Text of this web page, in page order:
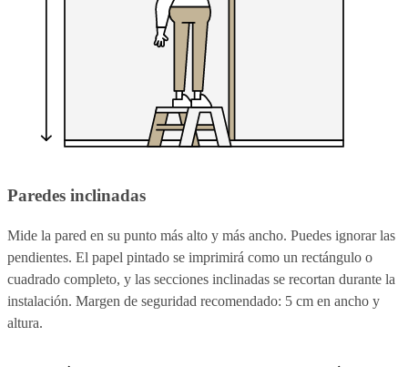
Paredes inclinadas
Mide la pared en su punto más alto y más ancho. Puedes ignorar las
pendientes. El papel pintado se imprimirá como un rectángulo o
cuadrado completo, y las secciones inclinadas se recortan durante la
instalación. Margen de seguridad recomendado: 5 cm en ancho y
altura.